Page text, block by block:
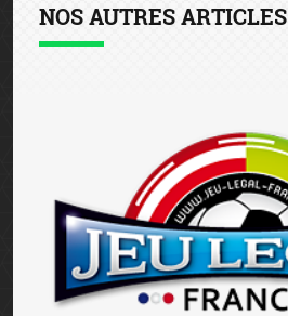
NOS AUTRES ARTICLES